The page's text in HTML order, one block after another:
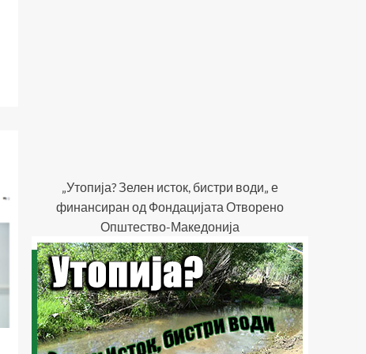
„Утопија? Зелен исток, бистри води„ е
финансиран од Фондацијата Отворено
Општество-Македонија